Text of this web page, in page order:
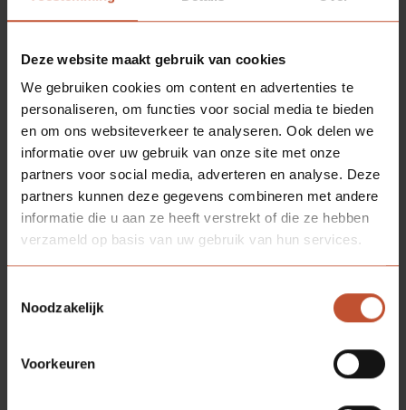
Deze website maakt gebruik van cookies
We gebruiken cookies om content en advertenties te
personaliseren, om functies voor social media te bieden
en om ons websiteverkeer te analyseren. Ook delen we
informatie over uw gebruik van onze site met onze
partners voor social media, adverteren en analyse. Deze
partners kunnen deze gegevens combineren met andere
informatie die u aan ze heeft verstrekt of die ze hebben
verzameld op basis van uw gebruik van hun services.
Noodzakelijk
Voorkeuren